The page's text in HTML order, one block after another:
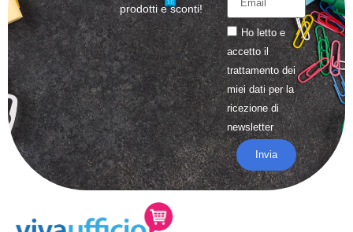
prodotti e sconti!
Ho letto e
accetto il
trattamentodei
miei dati per la
ricezione di
newsletter
Invia